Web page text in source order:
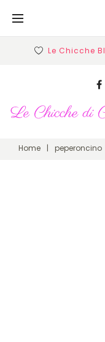
Le Chicche
Home | peperoncino